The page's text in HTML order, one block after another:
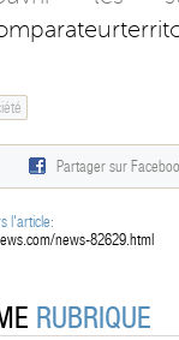
Partager sur
l'article:
news-82629.html
RUBRIQUE